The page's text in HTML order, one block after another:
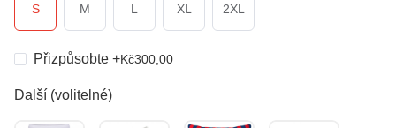
S M L XL 2XL
Přizpůsobte +Kč300,00
Další (volitelné)